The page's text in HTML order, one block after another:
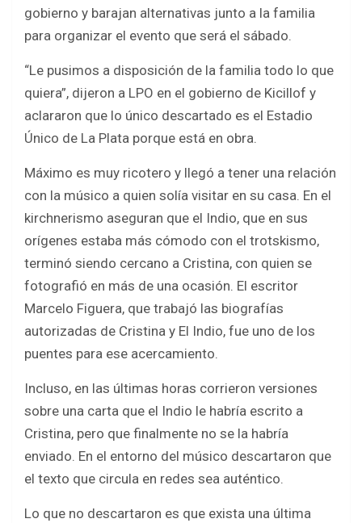
gobierno y barajan alternativas junto a la familia
para organizar el evento que será el sábado.
“Le pusimos a disposición de la familia todo lo que
quiera”, dijeron a LPO en el gobierno de Kicillof y
aclararon que lo único descartado es el Estadio
Único de La Plata porque está en obra.
Máximo es muy ricotero y llegó a tener una relación
con la músico a quien solía visitar en su casa. En el
kirchnerismo aseguran que el Indio, que en sus
orígenes estaba más cómodo con el trotskismo,
terminó siendo cercano a Cristina, con quien se
fotografió en más de una ocasión. El escritor
Marcelo Figuera, que trabajó las biografías
autorizadas de Cristina y El Indio, fue uno de los
puentes para ese acercamiento.
Incluso, en las últimas horas corrieron versiones
sobre una carta que el Indio le habría escrito a
Cristina, pero que finalmente no se la habría
enviado. En el entorno del músico descartaron que
el texto que circula en redes sea auténtico.
Lo que no descartaron es que exista una última